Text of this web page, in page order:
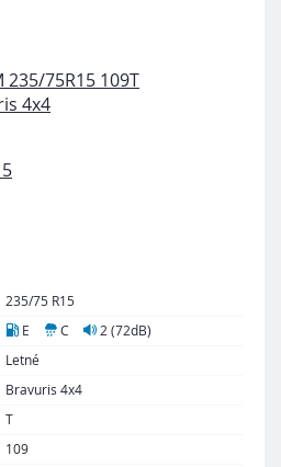
235/75 R15
E C 2 (72dB)
Letné
Bravuris 4x4
T
109